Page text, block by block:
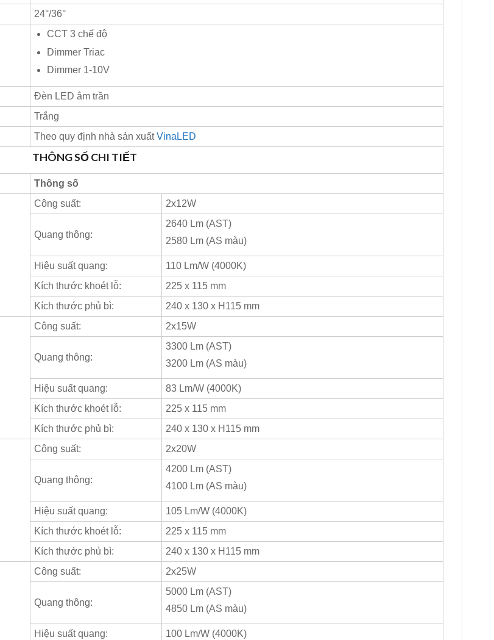
24°/36°
CCT 3 chế độ
Dimmer Triac
Dimmer 1-10V
Đèn LED âm trần
Trắng
Theo quy định nhà sản xuấtVinaLED
THÔNG SỐ CHI TIẾT
Thông số
Công suất: 2x12W
Quang thông:
2640 Lm (AST)
2580 Lm (AS màu)
Hiệu suất quang:
110 Lm/W (4000K)
Kích thước khoét lỗ:
225 x 115 mm
Kích thước phủ bì:
240 x 130 x H115 mm
Công suất: 2x15W
Quang thông:
3300 Lm (AST)
3200 Lm (AS màu)
Hiệu suất quang:
83 Lm/W (4000K)
Kích thước khoét lỗ:
225 x 115 mm
Kích thước phủ bì:
240 x 130 x H115 mm
Công suất: 2x20W
Quang thông:
4200 Lm (AST)
4100 Lm (AS màu)
Hiệu suất quang:
105 Lm/W (4000K)
Kích thước khoét lỗ:
225 x 115 mm
Kích thước phủ bì:
240 x 130 x H115 mm
Công suất: 2x25W
Quang thông:
5000 Lm (AST)
4850 Lm (AS màu)
Hiệu suất quang:
100 Lm/W (4000K)